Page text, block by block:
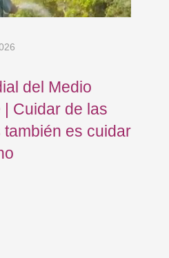
del Medio
| Cuidar de las
también es cuidar